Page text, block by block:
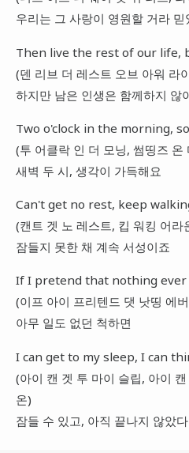
우리는 그 사랑이 영원할 거라 믿
Then live the rest of our life,
(덴 리브 더 레스트 오브 아워 라
하지만 남은 인생은 함께하지 않
Two o'clock in the morning,
(투 어클락 인 더 모닝, 썸띵즈 온
새벽 두 시, 생각이 가득해요
Can't get no rest, keep
(캔트 겟 노 레스트, 킵 워킹 어라
잠들지 못한 채 계속 서성이죠
If I pretend that nothing
(이프 아이 프리텐드 댓 낫띵 에
아무 일도 없던 척하면
I can get to my sleep, I can
(아이 캔 겟 투 마이 슬립, 아이
온)
잠들 수 있고, 아직 끝나지 않았